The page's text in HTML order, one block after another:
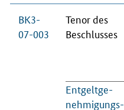
BK3-
07-003
Te­nor des
Be­schlus­ses
Ent­gelt­ge­
neh­mi­gungs­